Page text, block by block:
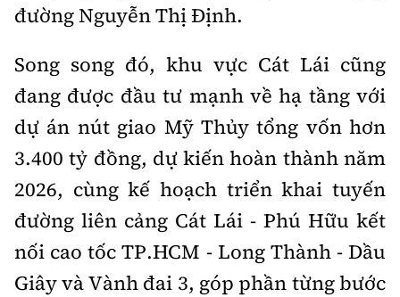
đường Nguyễn Thị Định.
Song song đó, khu vực Cát Lái cũng
đang được đầu tư mạnh về hạ tầng với
dự án nút giao Mỹ Thủy tổng vốn hơn
3.400tỷ đồng, dự kiến hoàn thành năm
2026, cùng kế hoạch triển khai tuyến
đường liên cảng Cát Lái - Phú Hữu kết
nối cao tốc TP.HCM - Long Thành - Dầu
Giây và Vành đai 3, góp phần từng bước